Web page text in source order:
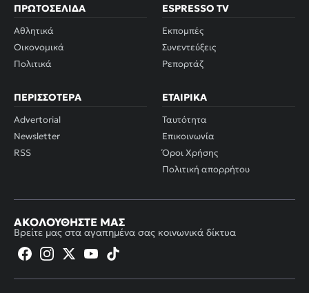
ΠΡΩΤΟΣΈΛΙΔΑ
Αθλητικά
Οικονομικά
Πολιτικά
ESPRESSO TV
Εκπομπές
Συνεντεύξεις
Ρεπορτάζ
ΠΕΡΙΣΣΌΤΕΡΑ
Advertorial
Newsletter
RSS
ΕΤΑΙΡΙΚΆ
Ταυτότητα
Επικοινωνία
Όροι Χρήσης
Πολιτική απορρήτου
ΑΚΟΛΟΥΘΉΣΤΕ ΜΑΣ
Βρείτε μας στα αγαπημένα σας κοινωνικά δίκτυα